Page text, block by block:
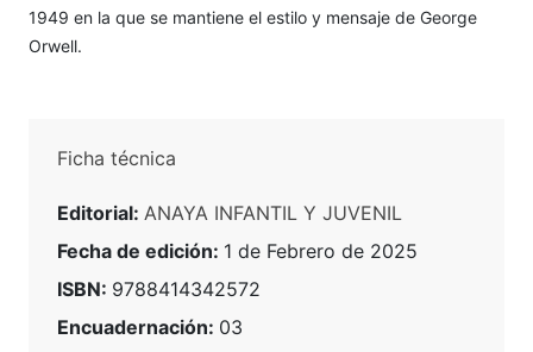
1949 en la que se mantiene el estilo y mensaje de George
Orwell.
Ficha técnica
Editorial: ANAYA INFANTIL Y JUVENIL
Fecha de edición: 1 de Febrero de 2025
ISBN: 9788414342572
Encuadernación: 03